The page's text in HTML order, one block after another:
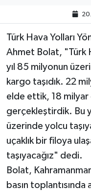
Türk Hava Yolları
Ahmet Bolat, "Türk
yıl 85 milyonun
kargo taşıdık. 22
elde ettik, 18 milyar
gerçekleştirdik. Bu
üzerinde yolcu
uçaklık bir filoya
taşıyacağız" dedi.
Bolat,
basın